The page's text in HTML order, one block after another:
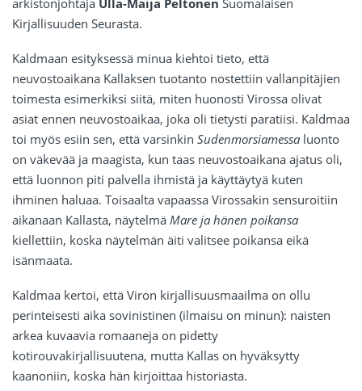
arkistonjohtaja Ulla-Maija Peltonen Suomalaisen
Kirjallisuuden Seurasta.
Kaldmaan esityksessä minua kiehtoi tieto, että
neuvostoaikana Kallaksen tuotanto nostettiin vallanpitäjien
toimesta esimerkiksi siitä, miten huonosti Virossa olivat
asiat ennen neuvostoaikaa, joka oli tietysti paratiisi. Kaldmaa
toi myös esiin sen, että varsinkin Sudenmorsiamessa luonto
on väkevää ja maagista, kun taas neuvostoaikana ajatus oli,
että luonnon piti palvella ihmistä ja käyttäytyä kuten
ihminen haluaa. Toisaalta vapaassa Virossakin sensuroitiin
aikanaan Kallasta, näytelmä Mare ja hänen poikansa
kiellettiin, koska näytelmän äiti valitsee poikansa eikä
isänmaata.
Kaldmaa kertoi, että Viron kirjallisuusmaailma on ollu
perinteisesti aika sovinistinen (ilmaisu on minun): naisten
arkea kuvaavia romaaneja on pidetty
kotirouvakirjallisuutena, mutta Kallas on hyväksytty
kaanoniin, koska hän kirjoittaa historiasta.